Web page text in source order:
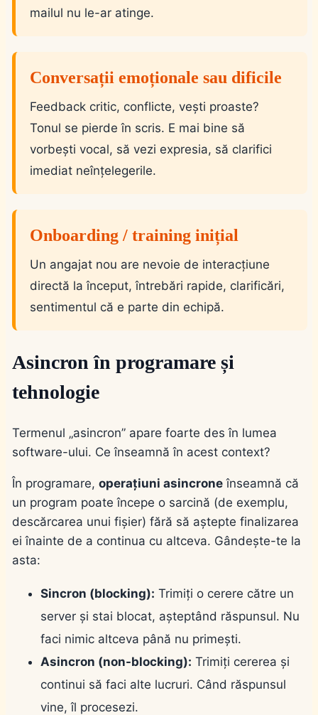
mailul nu le-ar atinge.
Conversații emoționale sau dificile
Feedback critic, conflicte, vești proaste?
Tonul se pierde în scris. E mai bine să
vorbești vocal, să vezi expresia, să clarifici
imediat neînțelegerile.
Onboarding / training inițial
Un angajat nou are nevoie de interacțiune
directă la început, întrebări rapide, clarificări,
sentimentul că e parte din echipă.
Asincron în programare și
tehnologie
Termenul „asincron” apare foarte des în lumea
software-ului. Ce înseamnă în acest context?
În programare, operațiuni asincrone înseamnă că
un program poate începe o sarcină (de exemplu,
descărcarea unui fișier) fără să aștepte finalizarea
ei înainte de a continua cu altceva. Gândește-te la
asta:
Sincron (blocking): Trimiți o cerere către un
server și stai blocat, așteptând răspunsul. Nu
faci nimic altceva până nu primești.
Asincron (non-blocking): Trimiți cererea și
continui să faci alte lucruri. Când răspunsul
vine, îl procesezi.